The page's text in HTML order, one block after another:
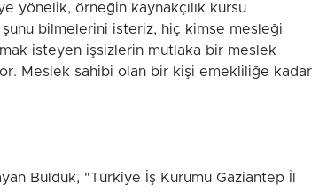
yönelik, örneğin kaynakçılık kursu
şunu bilmelerini isteriz, hiç kimse mesleği
isteyen işsizlerin mutlaka bir meslek
Meslek sahibi olan bir kişi emekliliğe kadar
Bulduk, "Türkiye İş Kurumu Gaziantep İl